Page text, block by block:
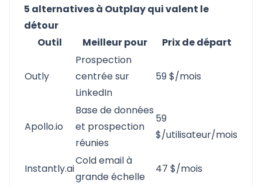
5 alternatives à Outplay qui valent le
détour
Outil
Meilleur pour Prix de départ
Outly
Prospection
centrée sur
LinkedIn
59 $/mois
Apollo.io
Base de données
et prospection
réunies
59
$/utilisateur/mois
Instantly.ai
Cold email à
grande échelle
47 $/mois